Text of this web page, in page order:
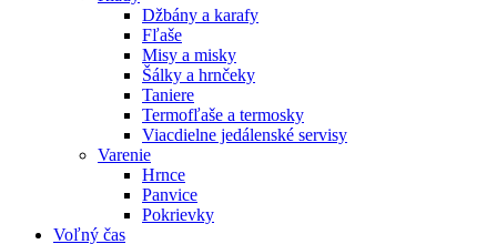
Džbány a karafy
Fľaše
Misy a misky
Šálky a hrnčeky
Taniere
Termofľaše a termosky
Viacdielne jedálenské servisy
Varenie
Hrnce
Panvice
Pokrievky
Voľný čas